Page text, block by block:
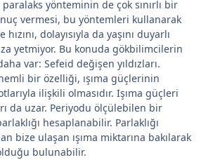
paralaks yönteminin de çok sınırlı bir
vermesi, bu yöntemleri kullanarak
dolayısıyla da yaşını duyarlı
yetmiyor. Bu konuda gökbilimcilerin
var: Sefeid değişen yıldızları.
bir özelliği, ışıma güçlerinin
ilişkili olmasıdır. Işıma güçleri
da uzar. Periyodu ölçülebilen bir
hesaplanabilir. Parlaklığı
bize ulaşan ışıma miktarına bakılarak
bulunabilir.